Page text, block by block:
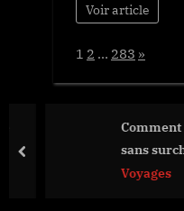
Voir article
Page:
1 2 … 283 Next
»
Comment
sans
Voyages
prev